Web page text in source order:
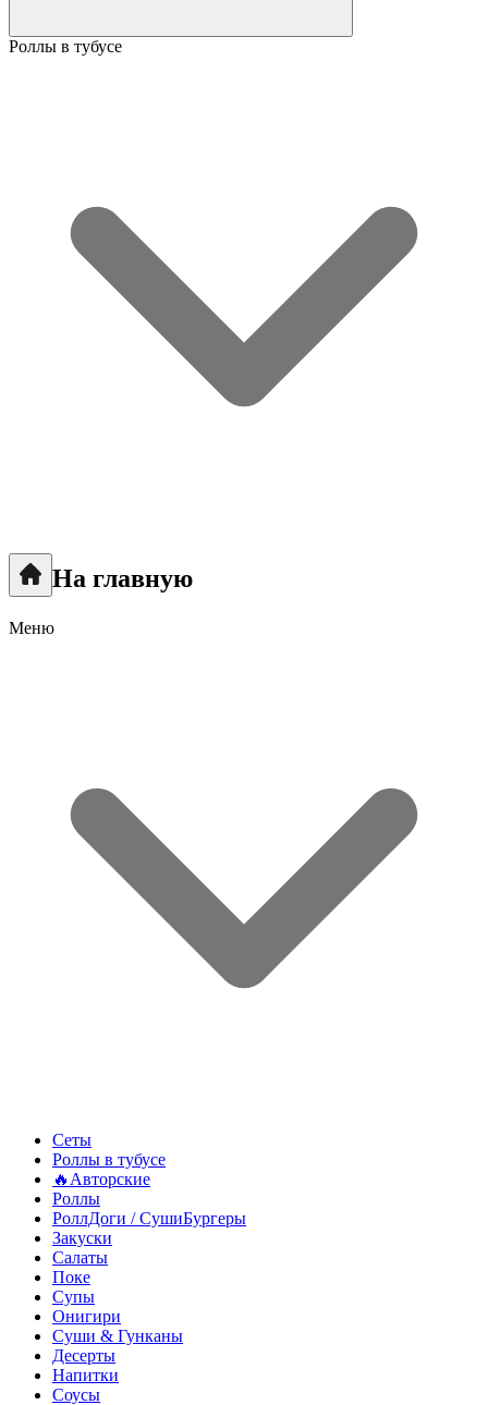
Роллы в тубусе
На главную
Меню
Сеты
Роллы в тубусе
🔥Авторские
Роллы
РоллДоги / СушиБургеры
Закуски
Салаты
Поке
Супы
Онигири
Суши & Гунканы
Десерты
Напитки
Соусы